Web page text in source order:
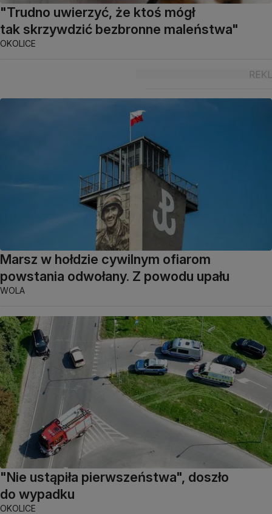
"Trudno uwierzyć, że ktoś mógł
tak skrzywdzić bezbronne maleństwa"
OKOLICE
Marsz w hołdzie cywilnym ofiarom
powstania odwołany. Z powodu upału
WOLA
"Nie ustąpiła pierwszeństwa", doszło
do wypadku
OKOLICE